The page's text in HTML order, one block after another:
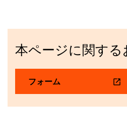
本ページに関する
フォーム